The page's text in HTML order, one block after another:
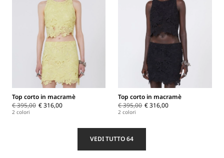
Top corto in macramè
€ 395,00 € 316,00
2 colori
Top corto in macramè
€ 395,00 € 316,00
2 colori
VEDI TUTTO 64